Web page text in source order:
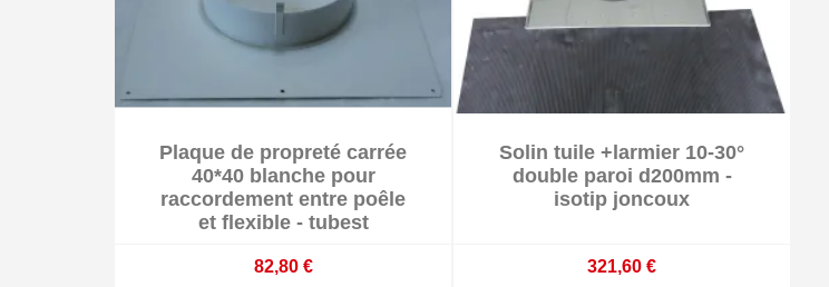
 Sur commande : délai 3 à 4 semaines
Plaque de propreté carrée
40*40 blanche pour
raccordement entre poêle
et flexible - tubest
82,80 €
Délai 10 jours ouvrés
Solin tuile +larmier 10-30°
double paroi d200mm -
isotip joncoux
321,60 €